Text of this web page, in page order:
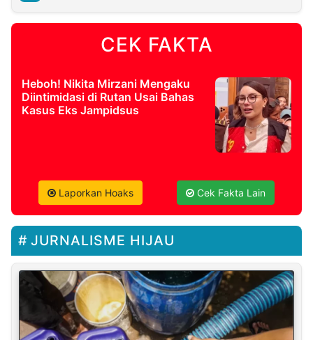
CEK FAKTA
Heboh! Nikita Mirzani Mengaku
Diintimidasi di Rutan Usai Bahas
Kasus Eks Jampidsus
Laporkan Hoaks Cek Fakta Lain
JURNALISME HIJAU